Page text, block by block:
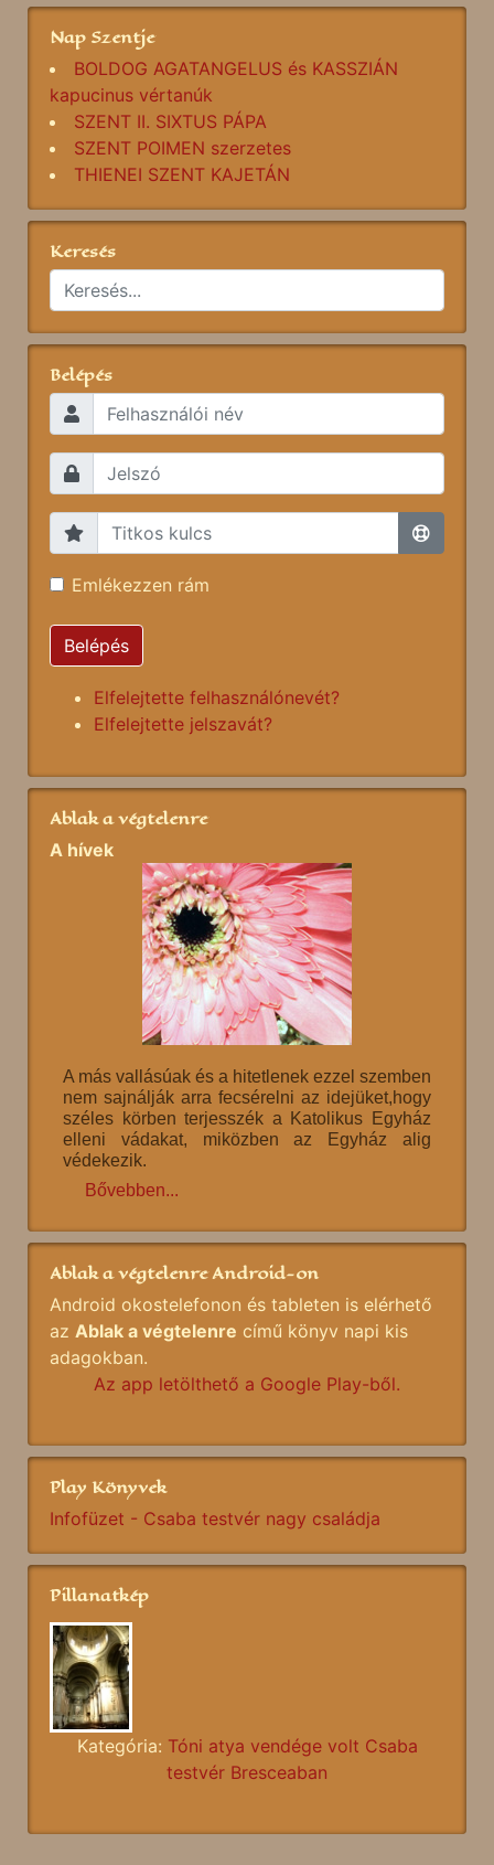
Nap Szentje
BOLDOG AGATANGELUS és KASSZIÁN
kapucinus vértanúk
SZENT II. SIXTUS PÁPA
SZENT POIMEN szerzetes
THIENEI SZENT KAJETÁN
Keresés
Belépés
Emlékezzen rám
Belépés
Elfelejtette felhasználónevét?
Elfelejtette jelszavát?
Ablak a végtelenre
A hívek
A más vallásúak és a hitetlenek ezzel szemben
nem sajnálják arra fecsérelni az idejüket,hogy
széles körben terjesszék a Katolikus Egyház
elleni vádakat, miközben az Egyház alig
védekezik.
Bővebben...
Ablak a végtelenre Android-on
Android okostelefonon és tableten is elérhető
az Ablak a végtelenre című könyv napi kis
adagokban.
Az app letölthető a Google Play-ből.
Play Könyvek
Infofüzet - Csaba testvér nagy családja
Pillanatkép
Kategória: Tóni atya vendége volt Csaba
testvér Bresceaban